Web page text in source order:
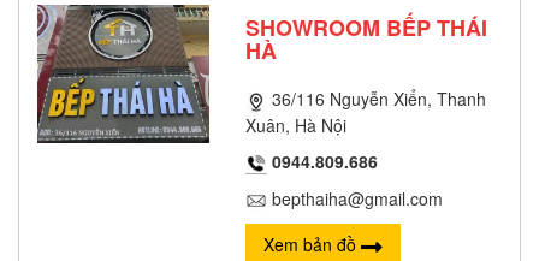
SHOWROOM BẾP THÁI
HÀ
36/116 Nguyễn Xiển, Thanh
Xuân, Hà Nội
0944.809.686
bepthaiha@gmail.com
Xem bản đồ